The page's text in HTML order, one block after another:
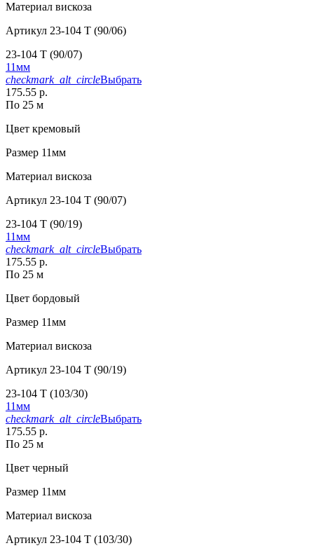
Материал вискоза
Артикул 23-104 T (90/06)
23-104 T (90/07)
11мм
checkmark_alt_circleВыбрать
175.55 р.
По 25 м
Цвет кремовый
Размер 11мм
Материал вискоза
Артикул 23-104 T (90/07)
23-104 T (90/19)
11мм
checkmark_alt_circleВыбрать
175.55 р.
По 25 м
Цвет бордовый
Размер 11мм
Материал вискоза
Артикул 23-104 T (90/19)
23-104 T (103/30)
11мм
checkmark_alt_circleВыбрать
175.55 р.
По 25 м
Цвет черный
Размер 11мм
Материал вискоза
Артикул 23-104 T (103/30)